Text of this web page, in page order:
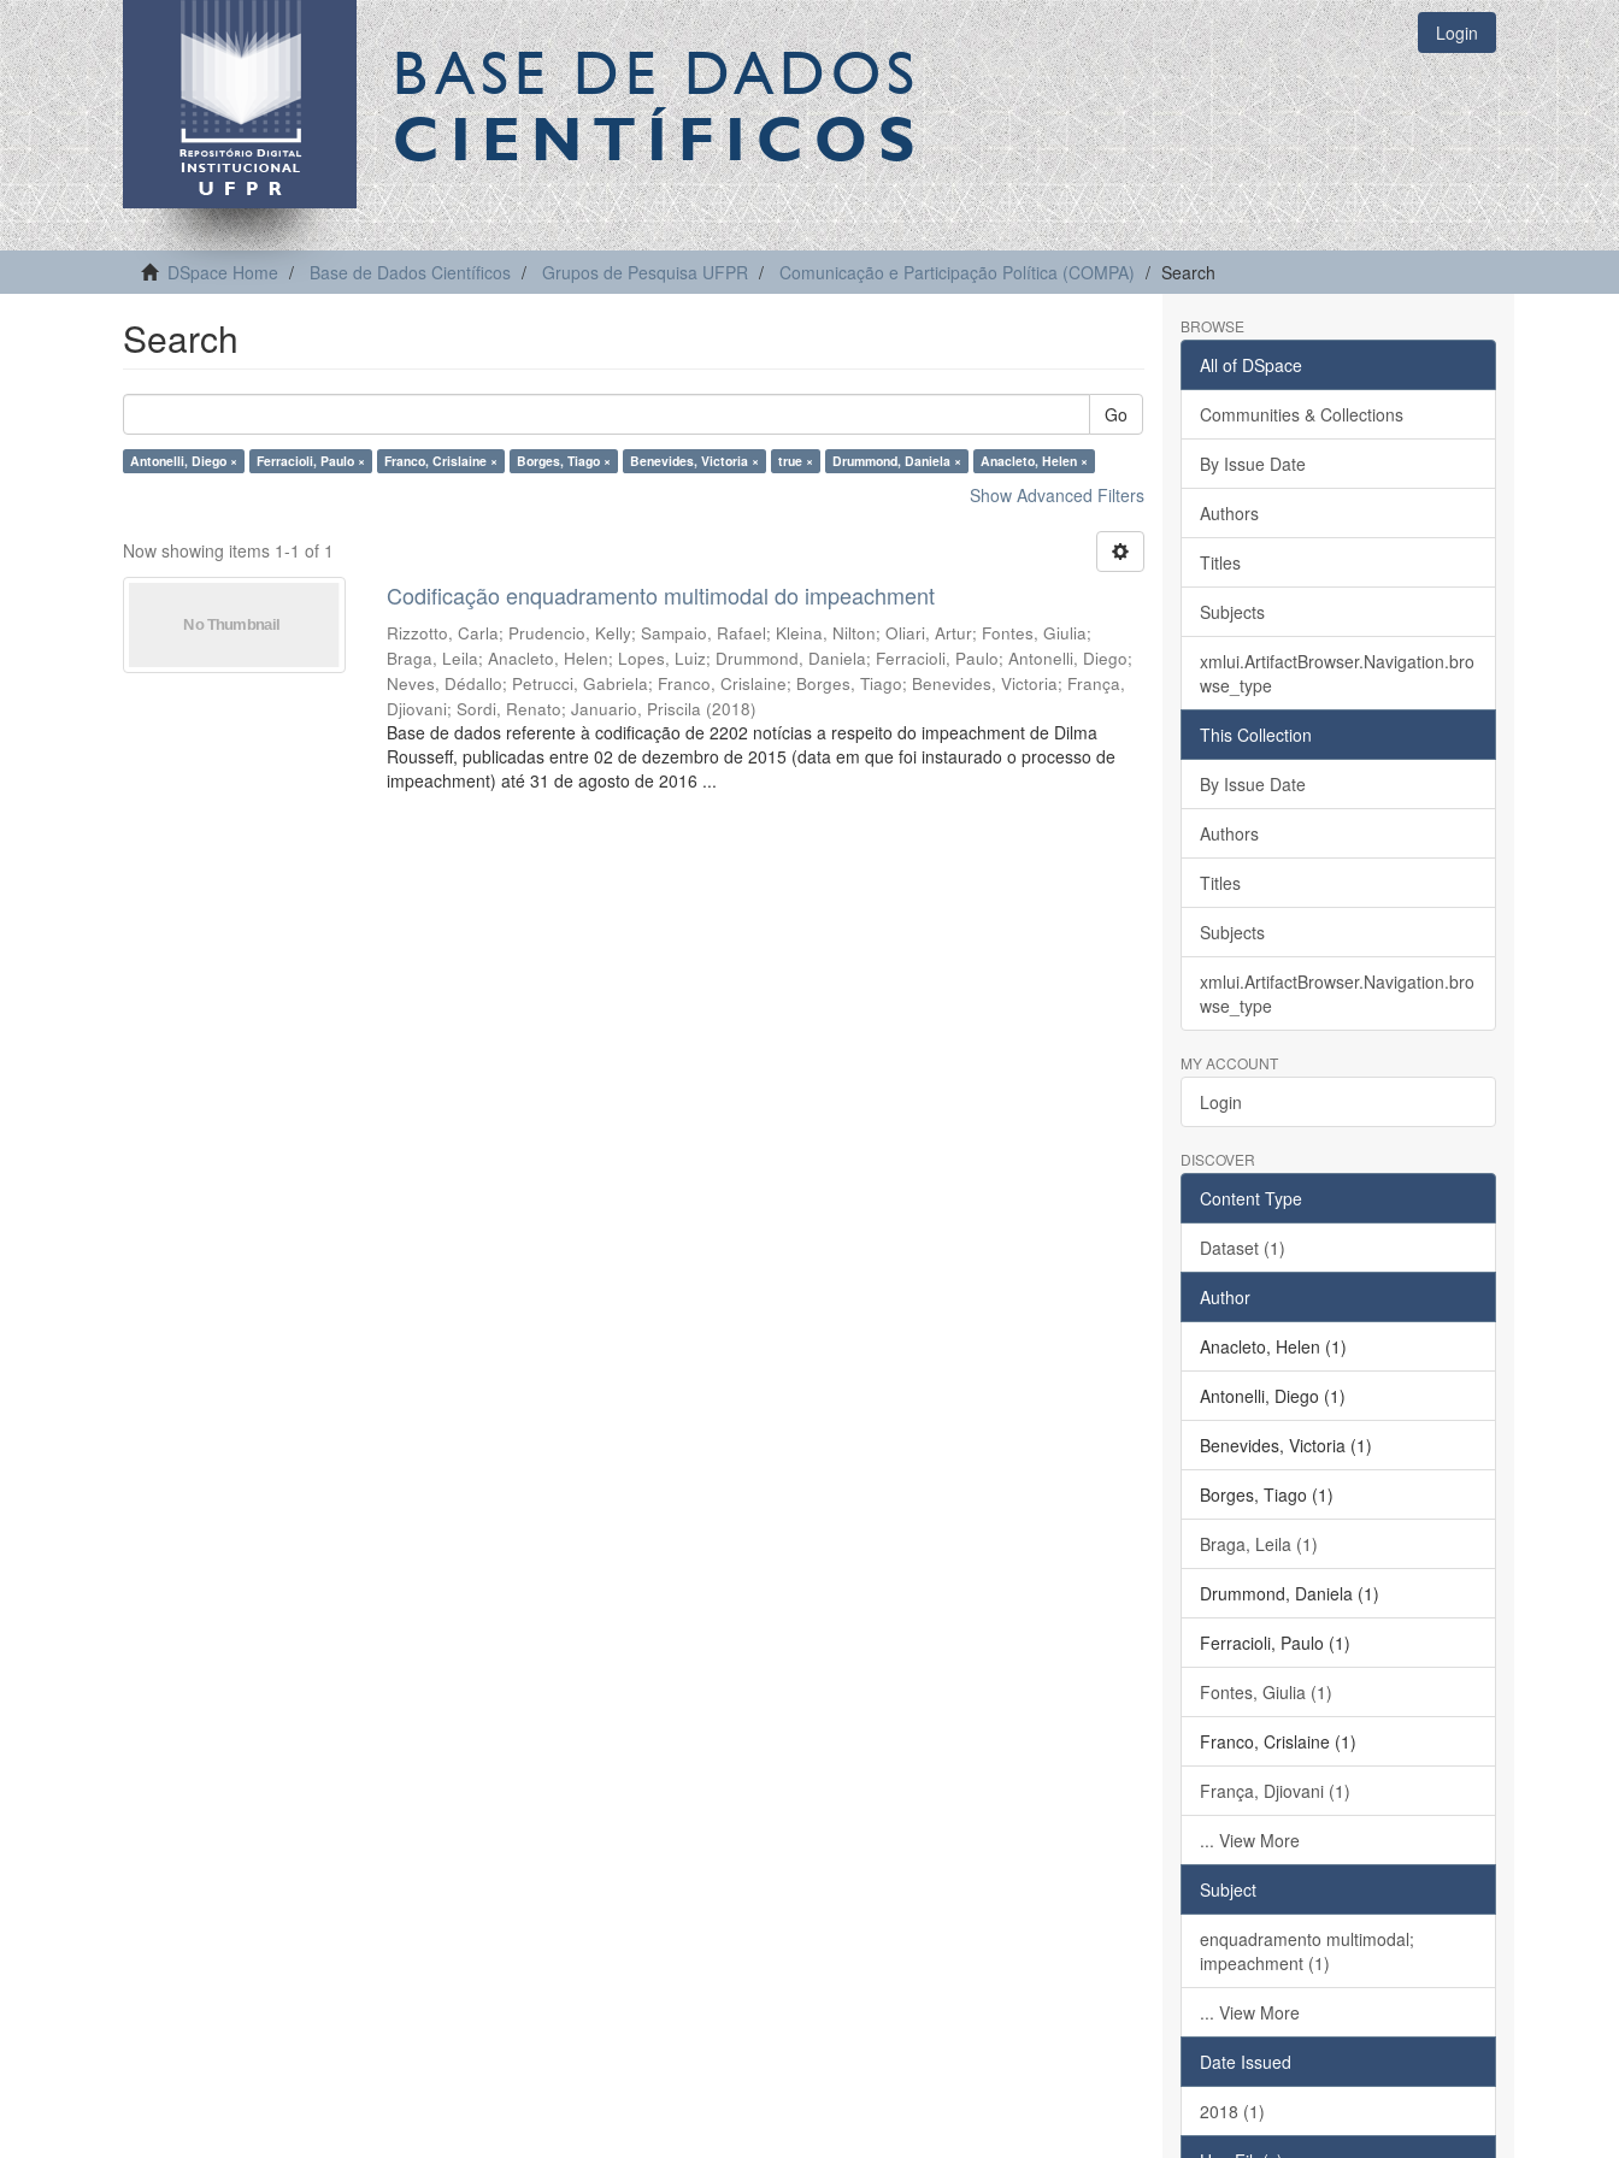
BASE DE DADOS
CIENTÍFICOS
Login
DSpace Home Base de Dados Científicos Grupos de Pesquisa UFPR Comunicação e Participação Política (COMPA) Search
Search
Go
Antonelli, Diego × Ferracioli, Paulo × Franco, Crislaine × Borges, Tiago × Benevides, Victoria × true × Drummond, Daniela × Anacleto, Helen ×
Show Advanced Filters
Now showing items 1-1 of 1
Codificação enquadramento multimodal do impeachment
Rizzotto, Carla; Prudencio, Kelly;Sampaio, Rafael; Kleina, Nilton;Oliari, Artur; Fontes, Giulia;
Braga, Leila;Anacleto, Helen; Lopes, Luiz; Drummond, Daniela; Ferracioli, Paulo;Antonelli, Diego;
Neves, Dédallo; Petrucci, Gabriela; Franco, Crislaine; Borges, Tiago; Benevides, Victoria; França,
Djiovani;Sordi, Renato;Januario, Priscila (2018)
Base de dados referente à codificação de 2202 notícias a respeito do impeachment de Dilma
Rousseff, publicadas entre 02 de dezembro de 2015 (data em que foi instaurado o processo de
impeachment) até 31 de agosto de 2016 ...
BROWSE
All of DSpace
Communities & Collections
By Issue Date
Authors
Titles
Subjects
xmlui.ArtifactBrowser.Navigation.bro
wse_type
This Collection
By Issue Date
Authors
Titles
Subjects
xmlui.ArtifactBrowser.Navigation.bro
wse_type
MY ACCOUNT
Login
DISCOVER
Content Type
Dataset (1)
Author
Anacleto, Helen (1)
Antonelli, Diego (1)
Benevides, Victoria (1)
Borges, Tiago (1)
Braga, Leila (1)
Drummond, Daniela (1)
Ferracioli, Paulo (1)
Fontes, Giulia (1)
Franco, Crislaine (1)
França, Djiovani (1)
... View More
Subject
enquadramento multimodal;
impeachment (1)
... View More
Date Issued
2018 (1)